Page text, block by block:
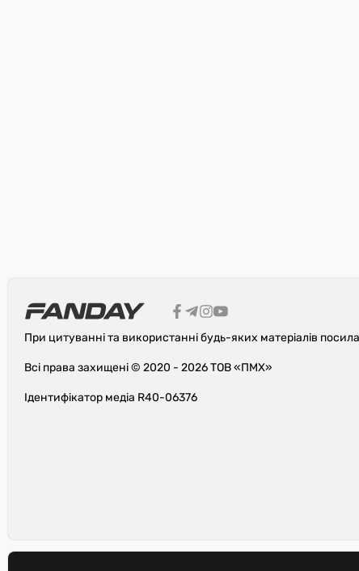
При цитуванні та використанні будь-яких матеріалів
Всі права захищені © 2020 - 2026 ТОВ «ПМХ»
Ідентифікатор медіа R40-06376